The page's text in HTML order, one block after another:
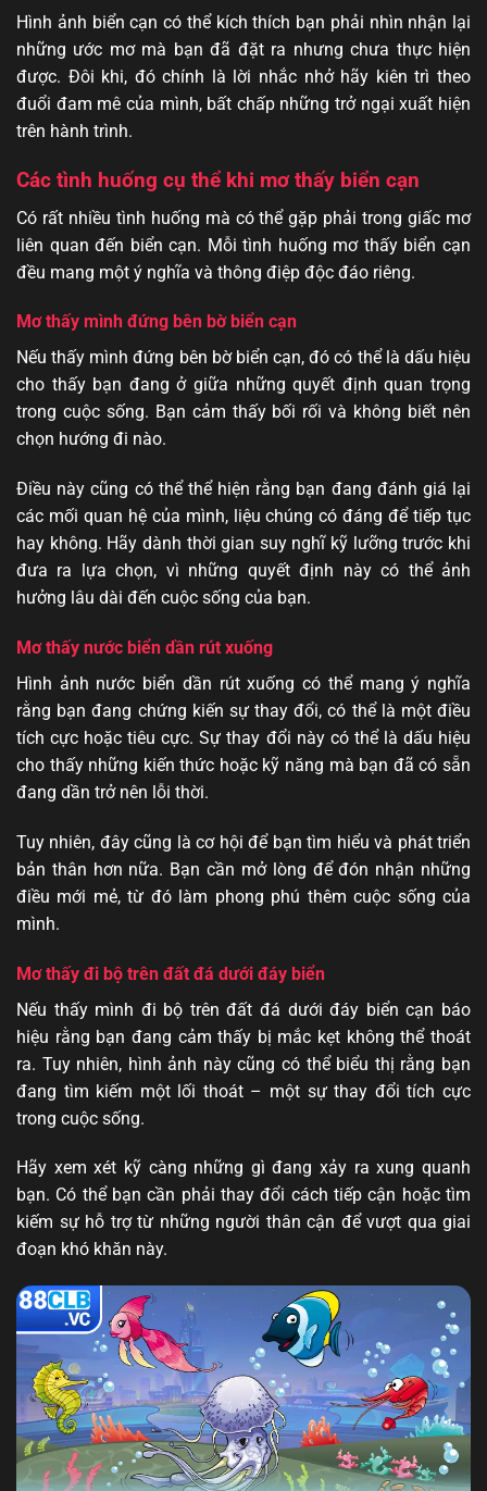
Hình ảnh biển cạn có thể kích thích bạn phải nhìn nhận lại
những ước mơ mà bạn đã đặt ra nhưng chưa thực hiện
được. Đôi khi, đó chính là lời nhắc nhở hãy kiên trì theo
đuổi đam mê của mình, bất chấp những trở ngại xuất hiện
trên hành trình.
Các tình huống cụ thể khi mơ thấy biển cạn
Có rất nhiều tình huống mà có thể gặp phải trong giấc mơ
liên quan đến biển cạn. Mỗi tình huống mơ thấy biển cạn
đều mang một ý nghĩa và thông điệp độc đáo riêng.
Mơ thấy mình đứng bên bờ biển cạn
Nếu thấy mình đứng bên bờ biển cạn, đó có thể là dấu hiệu
cho thấy bạn đang ở giữa những quyết định quan trọng
trong cuộc sống. Bạn cảm thấy bối rối và không biết nên
chọn hướng đi nào.
Điều này cũng có thể thể hiện rằng bạn đang đánh giá lại
các mối quan hệ của mình, liệu chúng có đáng để tiếp tục
hay không. Hãy dành thời gian suy nghĩ kỹ lưỡng trước khi
đưa ra lựa chọn, vì những quyết định này có thể ảnh
hưởng lâu dài đến cuộc sống của bạn.
Mơ thấy nước biển dần rút xuống
Hình ảnh nước biển dần rút xuống có thể mang ý nghĩa
rằng bạn đang chứng kiến sự thay đổi, có thể là một điều
tích cực hoặc tiêu cực. Sự thay đổi này có thể là dấu hiệu
cho thấy những kiến thức hoặc kỹ năng mà bạn đã có sẵn
đang dần trở nên lỗi thời.
Tuy nhiên, đây cũng là cơ hội để bạn tìm hiểu và phát triển
bản thân hơn nữa. Bạn cần mở lòng để đón nhận những
điều mới mẻ, từ đó làm phong phú thêm cuộc sống của
mình.
Mơ thấy đi bộ trên đất đá dưới đáy biển
Nếu thấy mình đi bộ trên đất đá dưới đáy biển cạn báo
hiệu rằng bạn đang cảm thấy bị mắc kẹt không thể thoát
ra. Tuy nhiên, hình ảnh này cũng có thể biểu thị rằng bạn
đang tìm kiếm một lối thoát – một sự thay đổi tích cực
trong cuộc sống.
Hãy xem xét kỹ càng những gì đang xảy ra xung quanh
bạn. Có thể bạn cần phải thay đổi cách tiếp cận hoặc tìm
kiếm sự hỗ trợ từ những người thân cận để vượt qua giai
đoạn khó khăn này.